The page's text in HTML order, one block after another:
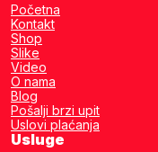
Početna
Kontakt
Shop
Slike
Video
O nama
Blog
Pošalji brzi upit
Uslovi plaćanja
Usluge